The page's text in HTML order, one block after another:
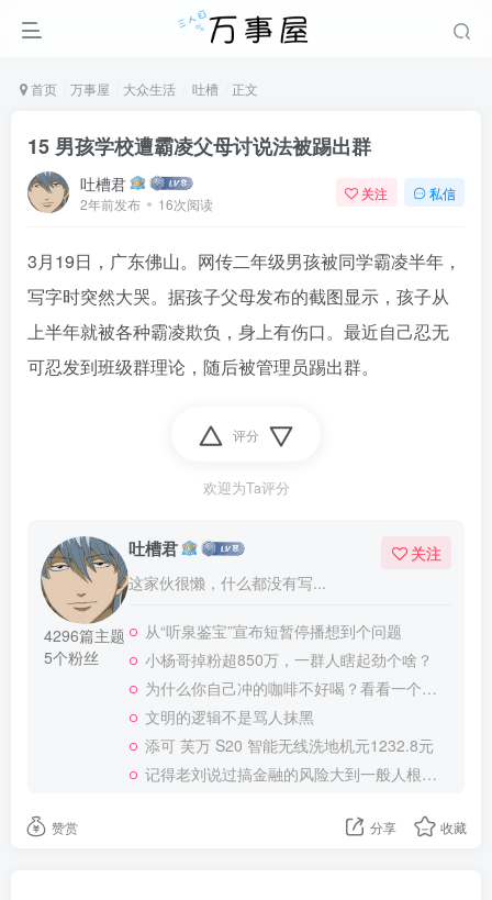
首页 万事屋 大众生活 吐槽 正文
15 男孩学校遭霸凌父母讨说法被踢出群
吐槽君
2年前发布 16次阅读
关注 私信
3月19日，广东佛山。网传二年级男孩被同学霸凌半年，
写字时突然大哭。据孩子父母发布的截图显示，孩子从
上半年就被各种霸凌欺负，身上有伤口。最近自己忍无
可忍发到班级群理论，随后被管理员踢出群。
评分
欢迎为Ta评分
4296篇主题
5个粉丝
吐槽君
这家伙很懒，什么都没有写...
关注
从“听泉鉴宝”宣布短暂停播想到个问题
小杨哥掉粉超850万，一群人瞎起劲个啥？
为什么你自己冲的咖啡不好喝？看看一个自媒体博主的分享
文明的逻辑不是骂人抹黑
添可 芙万 S20 智能无线洗地机元1232.8元
记得老刘说过搞金融的风险大到一般人根本承受不起
赞赏 分享 收藏